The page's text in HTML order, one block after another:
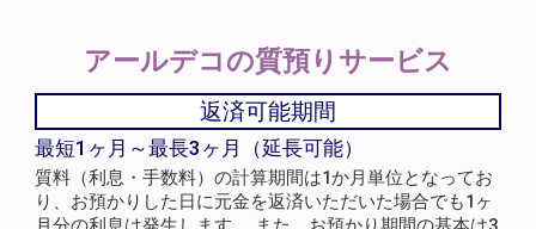
アールデコの質預りサービス
返済可能期間
最短1ヶ月～最長3ヶ月（延長可能）
質料（利息・手数料）の計算期間は1か月単位となってお
り、お預かりした日に元金を返済いただいた場合でも1ヶ